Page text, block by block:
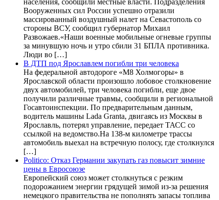
населения, сообщили местные власти. Подразделения
Вооруженных сил России успешно отразили
массированный воздушный налет на Севастополь со
стороны ВСУ, сообщил губернатор Михаил
Развожаев.«Наши военные мобильные огневые группы
за минувшую ночь и утро сбили 31 БПЛА противника.
Люди во […]
В ДТП под Ярославлем погибли три человека
На федеральной автодороге «М8 Холмогоры» в
Ярославской области произошло лобовое столкновение
двух автомобилей, три человека погибли, еще двое
получили различные травмы, сообщили в региональной
Госавтоинспекции. По предварительным данным,
водитель машины Lada Granta, двигаясь из Москвы в
Ярославль, потерял управление, передает ТАСС со
ссылкой на ведомство.На 138-м километре трассы
автомобиль выехал на встречную полосу, где столкнулся
[…]
Politico: Отказ Германии закупать газ повысит зимние
цены в Евросоюзе
Европейский союз может столкнуться с резким
подорожанием энергии грядущей зимой из-за решения
немецкого правительства не пополнять запасы топлива